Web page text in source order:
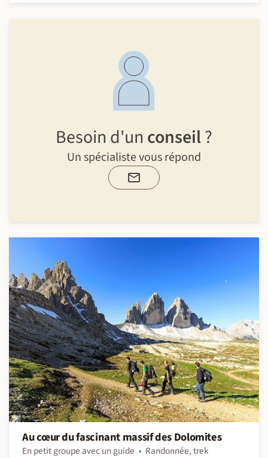
Besoin d'un conseil?
Un spécialiste vous répond
Au cœur du fascinant massif des Dolomites
En petit groupe avec un guide
Randonnée, trek